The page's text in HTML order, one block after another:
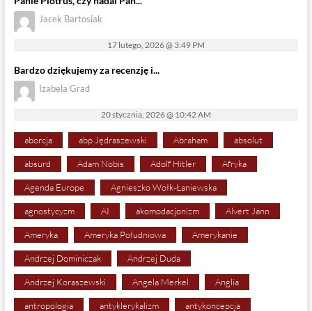
Jacek Bartosiak
17 lutego, 2026 @ 3:49 PM
Bardzo dziękujemy za recenzję i...
Izabela Grad
20 stycznia, 2026 @ 10:42 AM
aborcja abp Jędraszewski Abraham absolut
absurd Adam Nobis Adolf Hitler Afryka
Agenda Europe Agnieszko Wołk-Łaniewska
agnostycyzm AI akomodacjonizm Alvert Jann
Ameryka Ameryka Południowa Amerykanie
Andrzej Dominiczak Andrzej Duda
Andrzej Koraszewski Angela Merkel Anglia
antropologia antyklerykalizm antykoncepcja